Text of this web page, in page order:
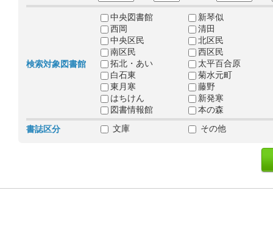
検索対象図書館
中央図書館
新琴似
西岡
清田
中央区民
北区民
南区民
西区民
拓北・あい
太平百合原
白石東
菊水元町
東月寒
藤野
はちけん
新発寒
図書情報館
本の森
書誌区分
文庫 その他